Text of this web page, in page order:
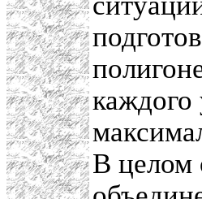
каждого
В целом